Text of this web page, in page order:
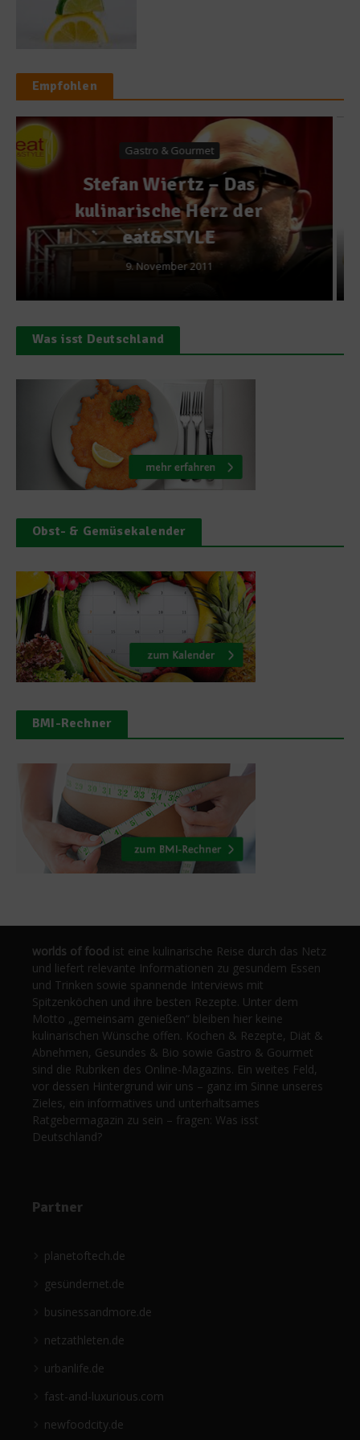
Empfohlen
Spargelwelten
Rezept: Crème Brûlée vom
weißen Spargel
30. April 2014
Was isst Deutschland
Obst- & Gemüsekalender
BMI-Rechner
worlds of food ist eine kulinarische Reise durch das Netz
und liefert relevante Informationen zu gesundem Essen
und Trinken sowie spannende Interviews mit
Spitzenköchen und ihre besten Rezepte. Unter dem
Motto „gemeinsam genießen“ bleiben hier keine
kulinarischen Wünsche offen. Kochen & Rezepte, Diät &
Abnehmen, Gesundes & Bio sowie Gastro & Gourmet
sind die Rubriken des Online-Magazins. Ein weites Feld,
vor dessen Hintergrund wir uns – ganz im Sinne unseres
Zieles, ein informatives und unterhaltsames
Ratgebermagazin zu sein – fragen: Was isst
Deutschland?
Partner
planetoftech.de
gesündernet.de
businessandmore.de
netzathleten.de
urbanlife.de
fast-and-luxurious.com
newfoodcity.de